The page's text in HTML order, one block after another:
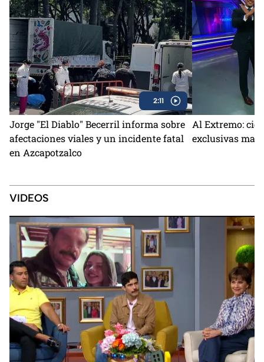
2:11
Jorge "El Diablo" Becerril informa sobre
afectaciones viales y un incidente fatal
en Azcapotzalco
Al Extremo:
exclusivas
VIDEOS